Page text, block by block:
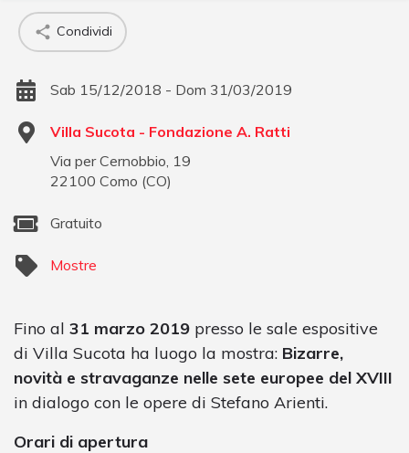
Condividi
Sab 15/12/2018 - Dom 31/03/2019
Villa Sucota - Fondazione A. Ratti
Via per Cernobbio, 19
22100 Como (CO)
Gratuito
Mostre
Fino al 31 marzo 2019 presso le sale espositive
di Villa Sucota ha luogo la mostra: Bizarre,
novità e stravaganze nelle sete europee del XVIII
in dialogo con le opere di Stefano Arienti.
Orari di apertura